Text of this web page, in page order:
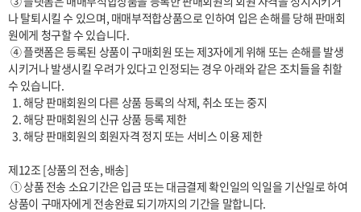
나 탈퇴시킬 수 있으며, 매매부적합상품으로 인하여 입은 손해를 당해 판매회
원에게 청구할 수 있습니다.
시키거나 발생시킬 우려가 있다고 인정되는 경우 아래와 같은 조치들을 취할
수 있습니다.
  2. 해당 판매회원의 신규 상품 등록 제한
  3. 해당 판매회원의 회원자격 정지 또는 서비스 이용 제한
제12조 [상품의 전송, 배송]
상품이 구매자에게 전송완료 되기까지의 기간을 말합니다.